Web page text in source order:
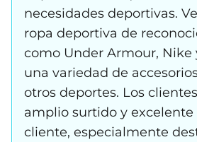
necesidades deportivas.
ropa deportiva de
como Under Armour, Nike
una variedad de
otros deportes. Los
amplio surtido y excelente
cliente, especialmente